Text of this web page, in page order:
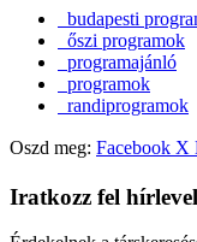
budapesti
őszi programok
programajánló
programok
randiprogramok
Oszd meg: Facebook X
Iratkozz fel